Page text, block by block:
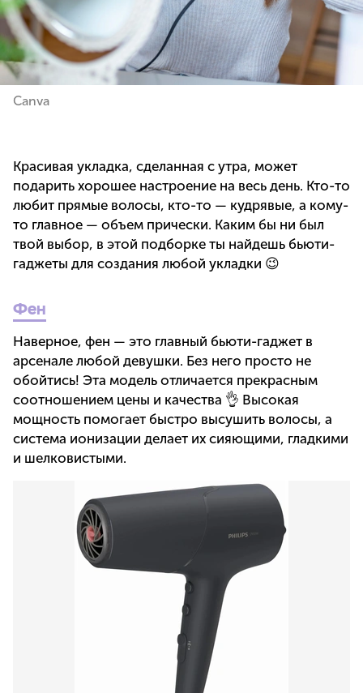
Canva
Красивая укладка, сделанная с утра, может
подарить хорошее настроение на весь день. Кто-то
любит прямые волосы, кто-то — кудрявые, а кому-
то главное — объем прически. Каким бы ни был
твой выбор, в этой подборке ты найдешь бьюти-
гаджеты для создания любой укладки 😉
Фен
Наверное, фен — это главный бьюти-гаджет в
арсенале любой девушки. Без него просто не
обойтись! Эта модель отличается прекрасным
соотношением цены и качества 👌 Высокая
мощность помогает быстро высушить волосы, а
система ионизации делает их сияющими, гладкими
и шелковистыми.